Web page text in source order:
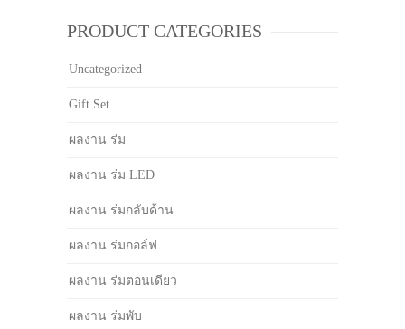
PRODUCT CATEGORIES
Uncategorized
Gift Set
ผลงาน ร่ม
ผลงาน ร่ม LED
ผลงาน ร่มกลับด้าน
ผลงาน ร่มกอล์ฟ
ผลงาน ร่มตอนเดียว
ผลงาน ร่มพับ